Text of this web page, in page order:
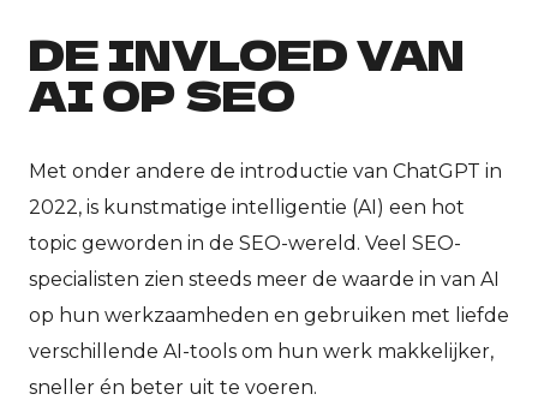
DE INVLOED VAN
AI OP SEO
Met onder andere de introductie van ChatGPT in
2022, is kunstmatige intelligentie (AI) een hot
topic geworden in de SEO-wereld. Veel SEO-
specialisten zien steeds meer de waarde in van AI
op hun werkzaamheden en gebruiken met liefde
verschillende AI-tools om hun werk makkelijker,
sneller én beter uit te voeren.